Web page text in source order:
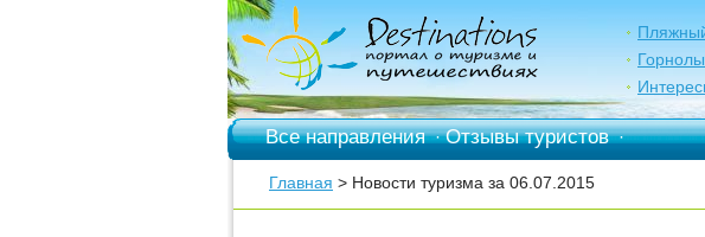
Все направления·Отзывы туристов·
Главная > Новости туризма за 06.07.2015